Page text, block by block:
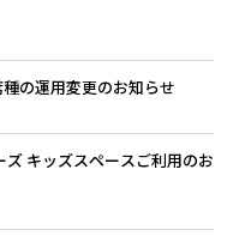
の運用変更のお知らせ
キッズスペースご利用のお